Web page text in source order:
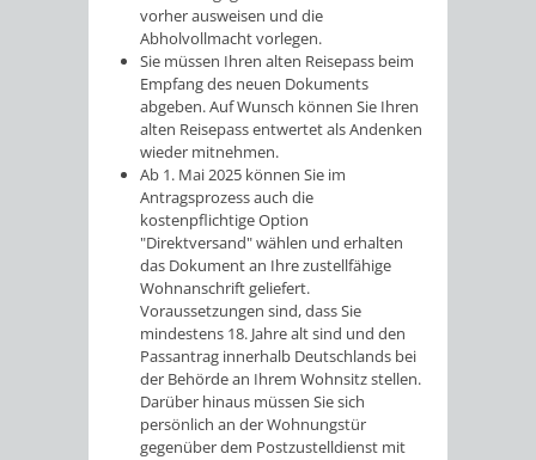
vorher ausweisen und die
Abholvollmacht vorlegen.
Sie müssen Ihren alten Reisepass beim
Empfang des neuen Dokuments
abgeben. Auf Wunsch können Sie Ihren
alten Reisepass entwertet als Andenken
wieder mitnehmen.
Ab 1. Mai 2025 können Sie im
Antragsprozess auch die
kostenpflichtige Option
"Direktversand" wählen und erhalten
das Dokument an Ihre zustellfähige
Wohnanschrift geliefert.
Voraussetzungen sind, dass Sie
mindestens 18. Jahre alt sind und den
Passantrag innerhalb Deutschlands bei
der Behörde an Ihrem Wohnsitz stellen.
Darüber hinaus müssen Sie sich
persönlich an der Wohnungstür
gegenüber dem Postzustelldienst mit